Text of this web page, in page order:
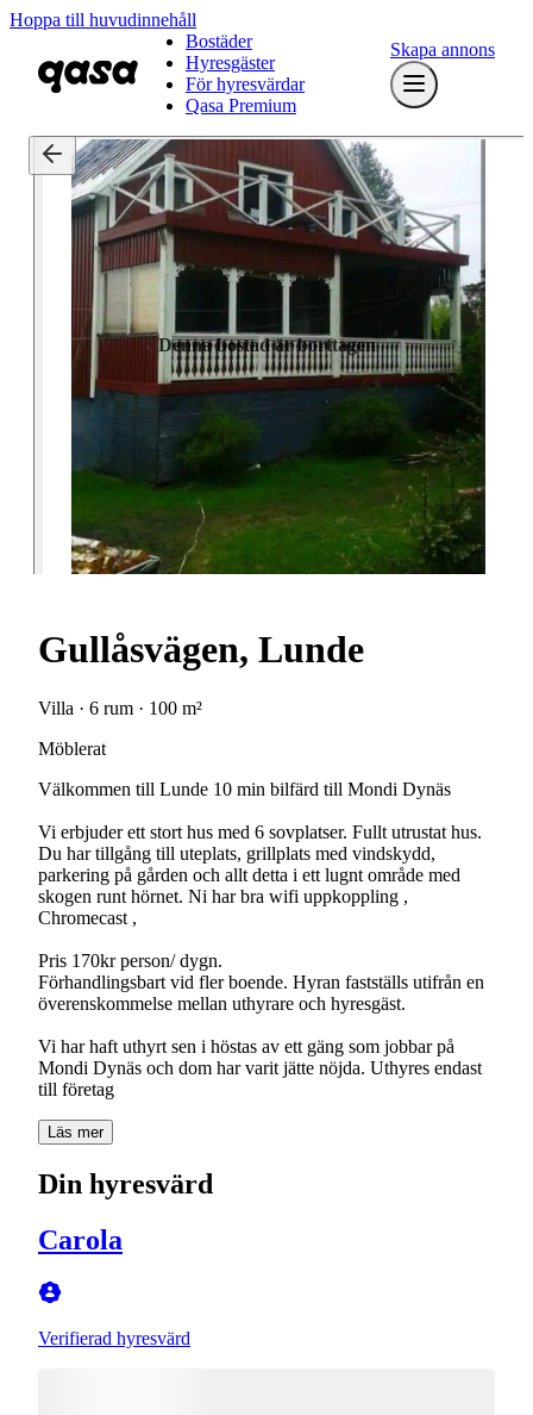
Hoppa till huvudinnehåll
Bostäder
Hyresgäster
För hyresvärdar
Qasa Premium
Skapa annons
Denna bostad är borttagen
Gullåsvägen, Lunde
Villa · 6 rum · 100 m²
Möblerat
Välkommen till Lunde 10 min bilfärd till Mondi Dynäs
Vi erbjuder ett stort hus med 6 sovplatser. Fullt utrustat hus.
Du har tillgång till uteplats, grillplats med vindskydd,
parkering på gården och allt detta i ett lugnt område med
skogen runt hörnet. Ni har bra wifi uppkoppling ,
Chromecast ,
Pris 170kr person/ dygn.
Förhandlingsbart vid fler boende. Hyran fastställs utifrån en
överenskommelse mellan uthyrare och hyresgäst.
Vi har haft uthyrt sen i höstas av ett gäng som jobbar på
Mondi Dynäs och dom har varit jätte nöjda. Uthyres endast
till företag
Läs mer
Din hyresvärd
Carola
Verifierad hyresvärd